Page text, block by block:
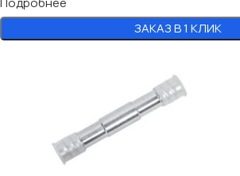
ЗАКАЗ В 1 КЛИК